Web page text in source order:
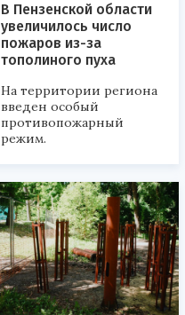
В Пензенской области
увеличилось число
пожаров из-за
тополиного пуха
На территории региона
введен особый
противопожарный
режим.